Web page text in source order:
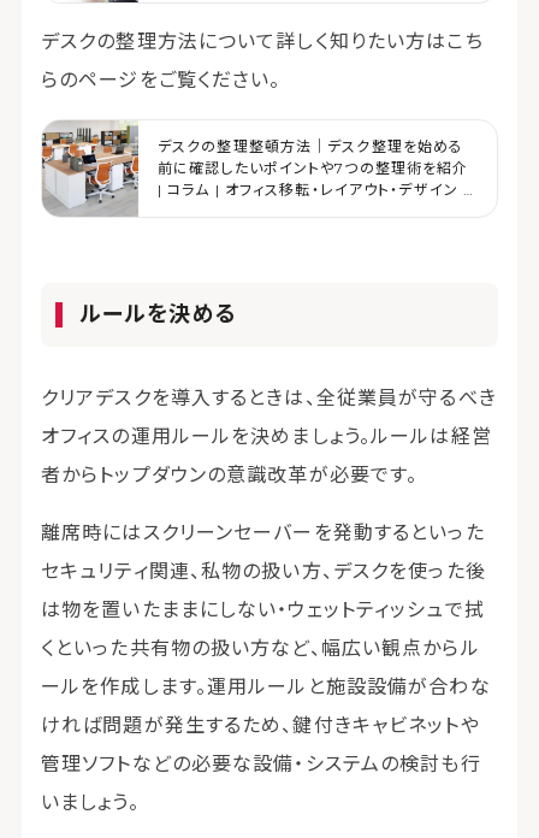
デスクの整理方法について詳しく知りたい方はこち
らのページをご覧ください。
デスクの整理整頓方法｜デスク整理を始める
前に確認したいポイントや7つの整理術を紹介
| コラム | オフィス移転・レイアウト・デザイン |
ルールを決める
クリアデスクを導入するときは、全従業員が守るべき
オフィスの運用ルールを決めましょう。ルールは経営
者からトップダウンの意識改革が必要です。
離席時にはスクリーンセーバーを発動するといった
セキュリティ関連、私物の扱い方、デスクを使った後
は物を置いたままにしない・ウェットティッシュで拭
くといった共有物の扱い方など、幅広い観点からル
ールを作成します。運用ルールと施設設備が合わな
ければ問題が発生するため、鍵付きキャビネットや
管理ソフトなどの必要な設備・システムの検討も行
いましょう。